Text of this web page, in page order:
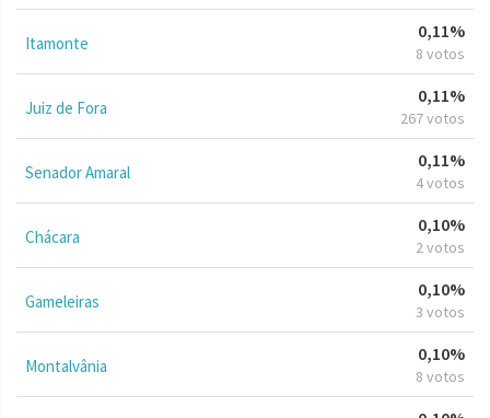
Itamonte
0,11%
8 votos
Juiz de Fora
0,11%
267 votos
Senador Amaral
0,11%
4 votos
Chácara
0,10%
2 votos
Gameleiras
0,10%
3 votos
Montalvânia
0,10%
8 votos